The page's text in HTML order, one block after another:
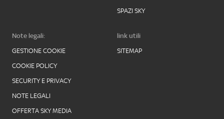
SPAZI SKY
Note legali:
GESTIONE COOKIE
COOKIE POLICY
SECURITY E PRIVACY
NOTE LEGALI
OFFERTA SKY MEDIA
link utili
SITEMAP